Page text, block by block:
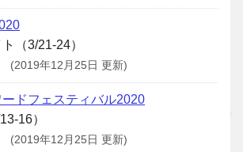
（3/21-24）
(2019年12月25日 更新)
ドフェスティバル2020
16）
(2019年12月25日 更新)